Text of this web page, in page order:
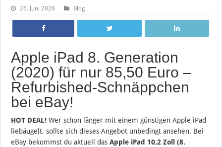
26. Juni 2026 Blog
Apple iPad 8. Generation
(2020) für nur 85,50 Euro –
Refurbished-Schnäppchen
bei eBay!
HOT DEAL! Wer schon länger mit einem günstigen Apple iPad
liebäugelt, sollte sich dieses Angebot unbedingt ansehen. Bei
eBay bekommst du aktuell dasApple iPad 10,2 Zoll (8.